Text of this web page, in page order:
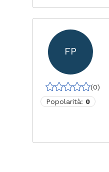
FP
(0)
Popolarità: 0